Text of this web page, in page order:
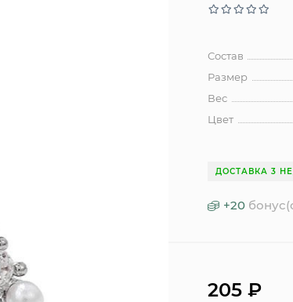
Состав
Размер
Вес
Цвет
ДОСТАВКА 3
+20
205₽